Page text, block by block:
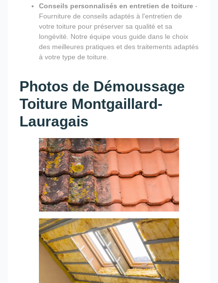
Conseils personnalisés en entretien de toiture -
Fourniture de conseils adaptés à l'entretien de
votre toiture pour préserver sa qualité et sa
longévité. Notre équipe vous guide dans le choix
des meilleures pratiques et des traitements adaptés
à votre type de toiture.
Photos de Démoussage
Toiture Montgaillard-
Lauragais